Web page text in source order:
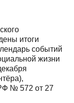
итоги
событий
жизни
№ 572 от 27